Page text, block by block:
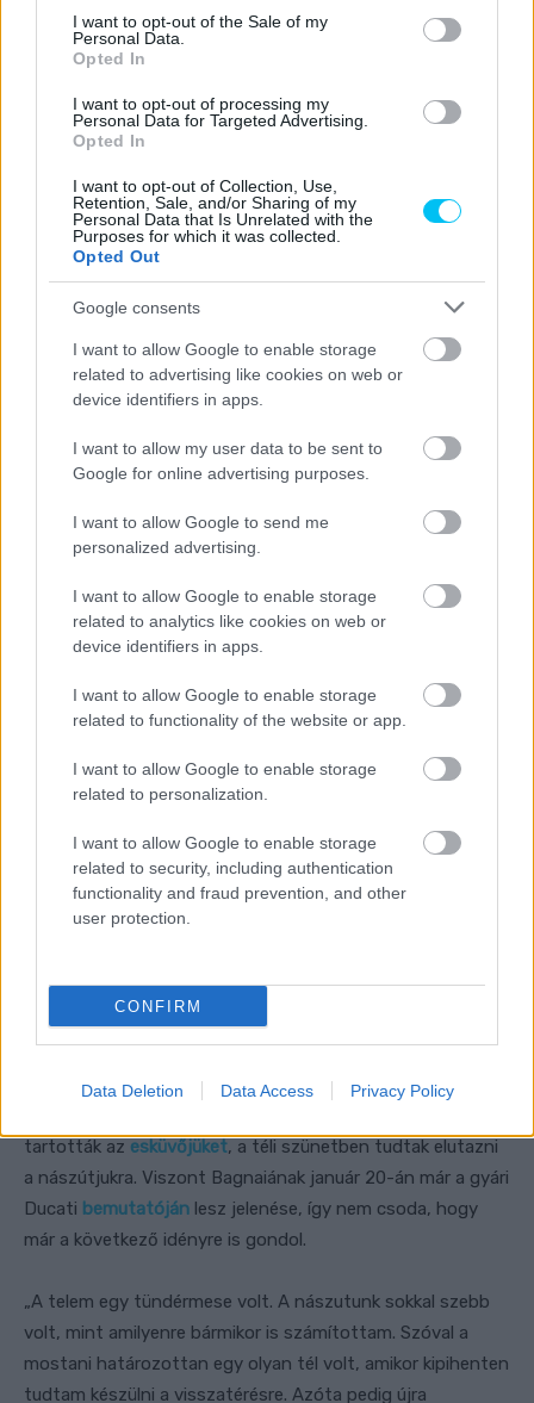
consent section.
I want to opt-out of the Sale of my
Personal Data.
Opted In
I want to opt-out of processing my
Personal Data for Targeted Advertising.
Opted In
I want to opt-out of Collection, Use,
Retention, Sale, and/or Sharing of my
Personal Data that Is Unrelated with the
Purposes for which it was collected.
Opted Out
Google consents
I want to allow Google to enable storage
related to advertising like cookies on web or
device identifiers in apps.
I want to allow my user data to be sent to
Google for online advertising purposes.
I want to allow Google to send me
personalized advertising.
I want to allow Google to enable storage
related to analytics like cookies on web or
device identifiers in apps.
I want to allow Google to enable storage
related to functionality of the website or app.
I want to allow Google to enable storage
related to personalization.
I want to allow Google to enable storage
related to security, including authentication
functionality and fraud prevention, and other
user protection.
CONFIRM
Data Deletion Data Access Privacy Policy